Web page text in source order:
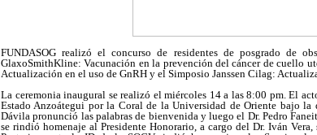
FUNDASOG realizó el concurso de residentes de posgrado de
GlaxoSmithKline: Vacunación en la prevención del cáncer de cuello
Actualización en el uso de GnRH y el Simposio Janssen Cilag:
La ceremonia inaugural se realizó el miércoles 14 a las 8:00 pm. El
Estado Anzoátegui por la Coral de la Universidad de Oriente bajo
Dávila pronunció las palabras de bienvenida y luego el Dr. Pedro
se rindió homenaje al Presidente Honorario, a cargo del Dr. Iván